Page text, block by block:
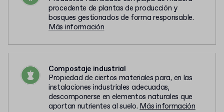
procedente de plantas de producción y
bosques gestionados de forma responsable.
Más información
Compostaje industrial
Propiedad de ciertos materiales para, en las
instalaciones industriales adecuadas,
descomponerse en elementos naturales que
aportan nutrientes al suelo.Más información